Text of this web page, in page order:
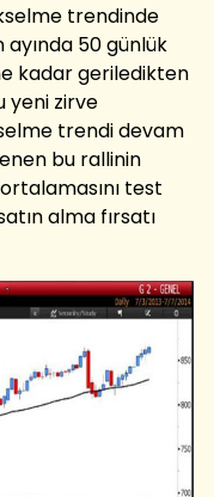
trendinde
50 günlük
kadar geriledikten
yeni zirve
trendi devam
bu rallinin
test
alma fırsatı